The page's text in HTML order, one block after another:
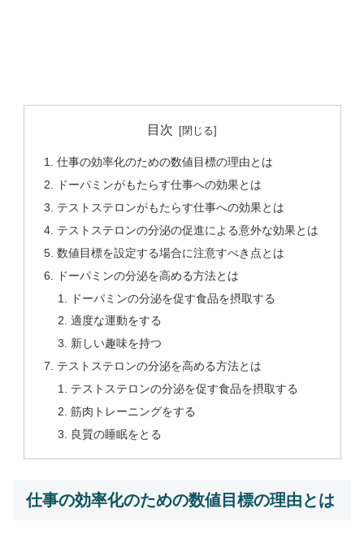
目次
仕事の効率化のための数値目標の理由とは
ドーパミンがもたらす仕事への効果とは
テストステロンがもたらす仕事への効果とは
テストステロンの分泌の促進による意外な効果とは
数値目標を設定する場合に注意すべき点とは
ドーパミンの分泌を高める方法とは
ドーパミンの分泌を促す食品を摂取する
適度な運動をする
新しい趣味を持つ
テストステロンの分泌を高める方法とは
テストステロンの分泌を促す食品を摂取する
筋肉トレーニングをする
良質の睡眠をとる
仕事の効率化のための数値目標の理由とは